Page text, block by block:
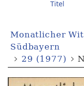
Titel
Monatlicher
Südbayern
29 (1977)